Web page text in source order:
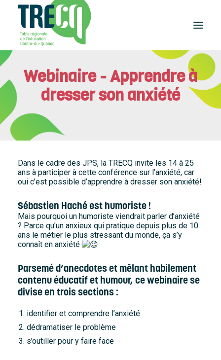
Réussite
éducative
Lecture
Plaisir de lire
Événements
et activités
Étudier
au Centre-du-Québec
et publications
Accueil
À propos
Nouvelles
Nous joindre
Webinaire - Apprendre à
dresser son anxiété
Dans le cadre des JPS, la TRECQ invite les 14 à 25
ans à participer à cette conférence sur l’anxiété, car
oui c’est possible d’apprendre à dresser son anxiété!
Sébastien Haché est humoriste !
Mais pourquoi un humoriste viendrait parler d’anxiété
? Parce qu’un anxieux qui pratique depuis plus de 10
ans le métier le plus stressant du monde, ça s’y
connaît en anxiété
Parsemé d’anecdotes et mêlant habilement
contenu éducatif et humour, ce webinaire se
divise en trois sections :
identifier et comprendre l’anxiété
dédramatiser le problème
s’outiller pour y faire face